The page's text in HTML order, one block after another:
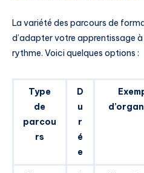
La variété des parcours de
d’adapter votre apprentissage
rythme. Voici quelques options :
Type
de
parcou
rs
D
u
r
é
e